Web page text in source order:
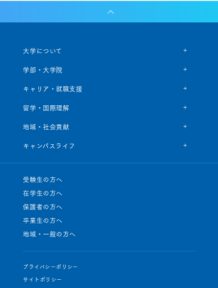
大学について
学部・大学院
キャリア・就職支援
留学・国際理解
地域・社会貢献
キャンパスライフ
受験生の方へ
在学生の方へ
保護者の方へ
卒業生の方へ
地域・一般の方へ
プライバシーポリシー
サイトポリシー